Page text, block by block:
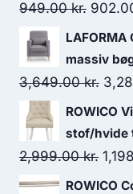
949.00kr.
massiv
3,649.00kr.
ROWICO
stof/hvide
2,999.00kr.
ROWICO